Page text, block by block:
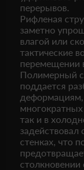
перерывов.
Рифленая
заметно
влагой или
тактические
перемещении
Полимерный
поддается
деформациям,
так и в
задействовал
стенках, что